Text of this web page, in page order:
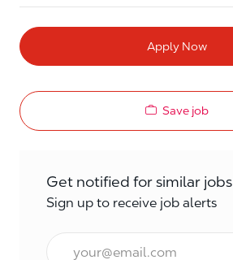
Apply Now
Save job
Get notified for similar jobs
Sign up to receive job alerts
Email*